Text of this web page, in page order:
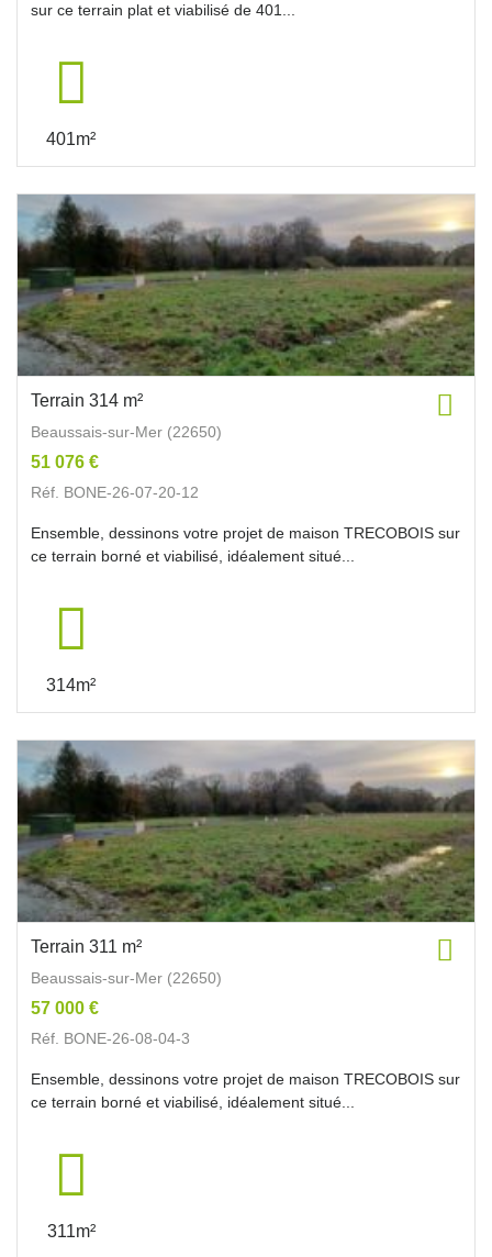
sur ce terrain plat et viabilisé de 401...
401m²
Terrain 314 m²
Beaussais-sur-Mer (22650)
51 076 €
Réf. BONE-26-07-20-12
Ensemble, dessinons votre projet de maison TRECOBOIS sur
ce terrain borné et viabilisé, idéalement situé...
314m²
Terrain 311 m²
Beaussais-sur-Mer (22650)
57 000 €
Réf. BONE-26-08-04-3
Ensemble, dessinons votre projet de maison TRECOBOIS sur
ce terrain borné et viabilisé, idéalement situé...
311m²